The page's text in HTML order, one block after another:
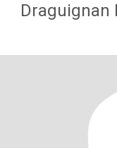
Draguignan